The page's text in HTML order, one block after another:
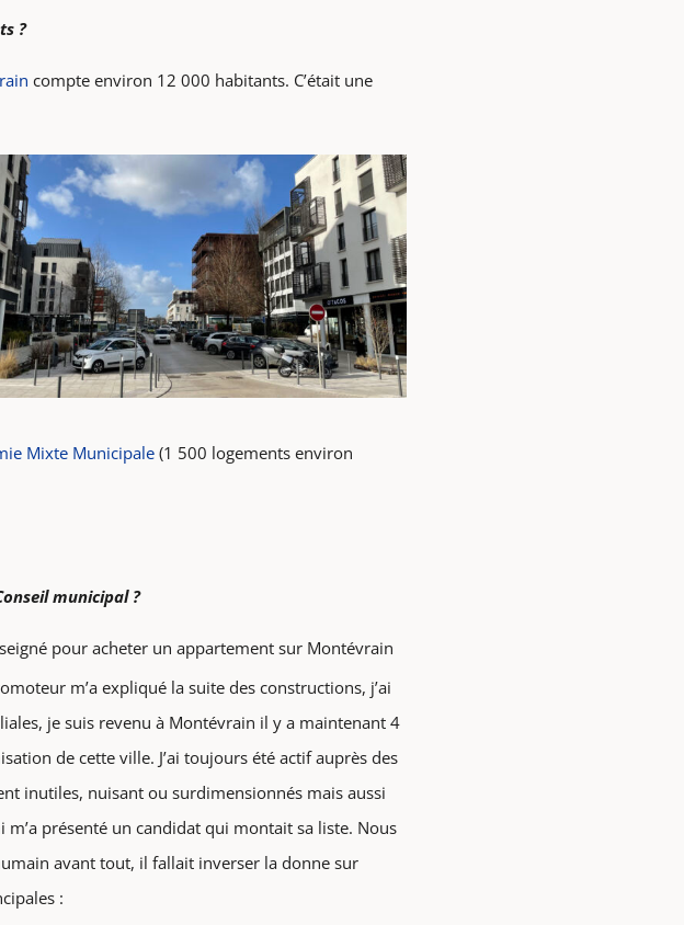
?
compte environ 12 000 habitants. C’était une
Mixte Municipale(1 500 logements environ
municipal ?
pour acheter un appartement sur Montévrain
m’a expliqué la suite des constructions, j’ai
je suis revenu à Montévrain il y a maintenant 4
de cette ville. J’ai toujours été actif auprès des
inutiles, nuisant ou surdimensionnés mais aussi
présenté un candidat qui montait sa liste. Nous
avant tout, il fallait inverser la donne sur
: